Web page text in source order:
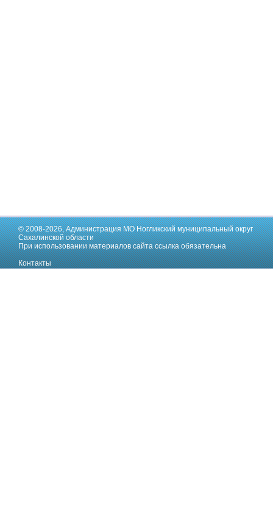
© 2008-2026,Администрация МО Ногликский муниципальный округ
Сахалинской области
При использовании материалов сайта ссылка обязательна
Контакты